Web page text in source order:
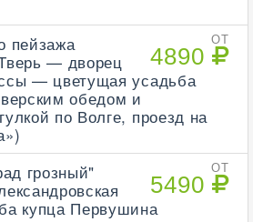
ОТ
4890
пейзажа
— дворец
— цветущая усадьба
обедом и
по Волге, проезд на
ОТ
5490
грозный"
купца Первушина